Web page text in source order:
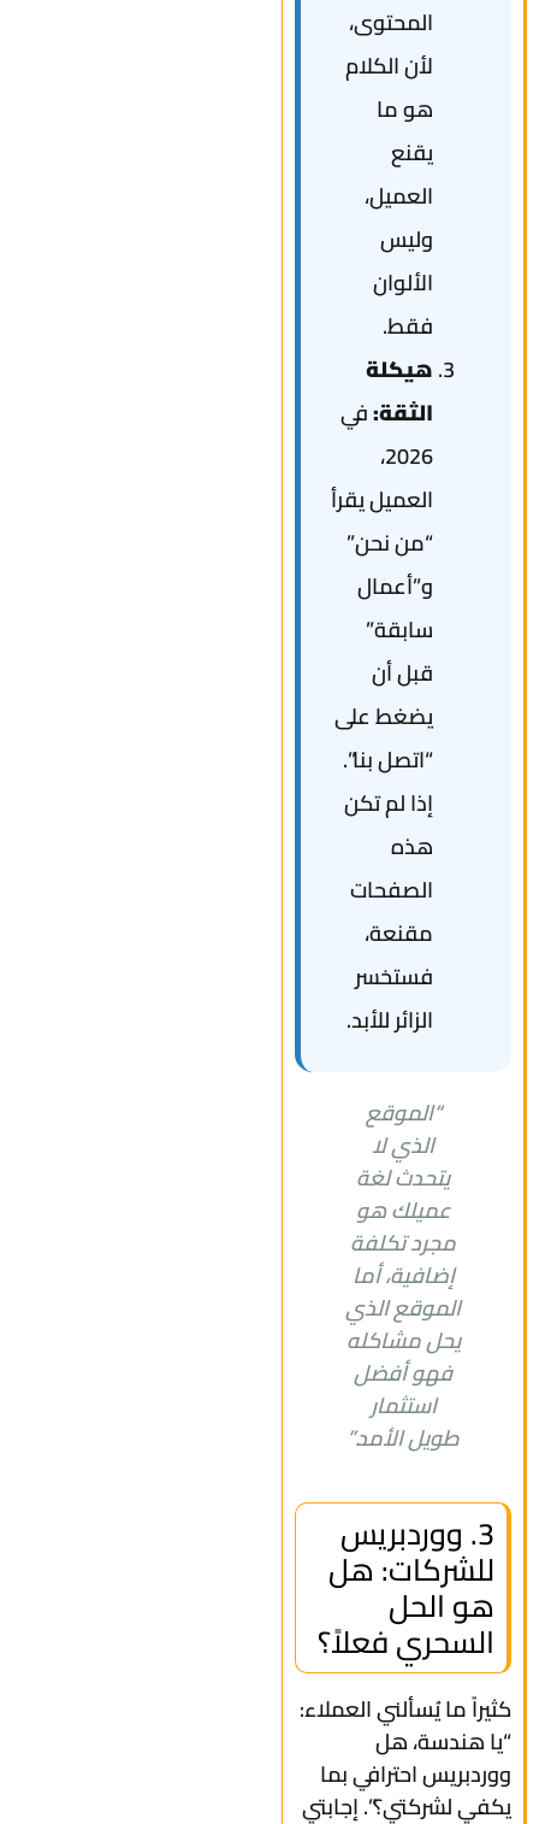
المحتوى،
لأن الكلام
هو ما
يقنع
العميل،
وليس
الألوان
فقط.
هيكلة
الثقة:في
2026،
العميل يقرأ
“من نحن”
و”أعمال
سابقة”
قبل أن
يضغط على
“اتصل بنا”.
إذا لم تكن
هذه
الصفحات
مقنعة،
فستخسر
الزائر للأبد.
“الموقع
الذي لا
يتحدث لغة
عميلك هو
مجرد تكلفة
إضافية، أما
الموقع الذي
يحل مشاكله
فهو أفضل
استثمار
طويل الأمد.”
3. ووردبريس
للشركات: هل
هو الحل
السحري فعلاً؟
كثيراً ما يُسألني العملاء:
“يا هندسة، هل
ووردبريس احترافي بما
يكفي لشركتي؟”. إجابتي